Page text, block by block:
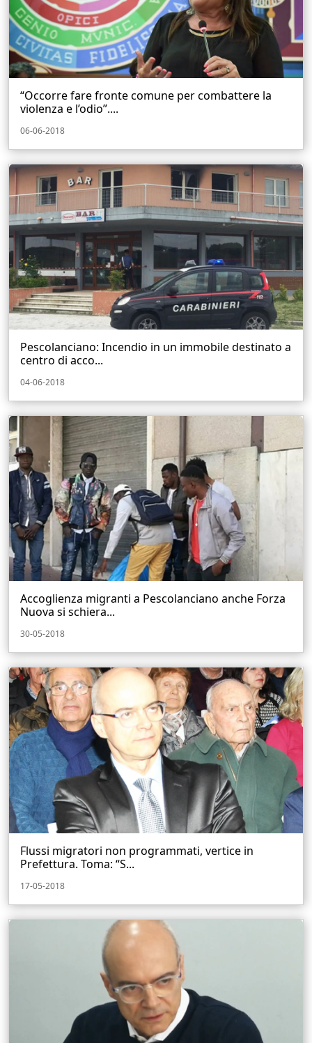
“Occorre fare fronte comune per combattere la
violenza e l’odio”....
06-06-2018
Pescolanciano: Incendio in un immobile destinato a
centro di acco...
04-06-2018
Accoglienza migranti a Pescolanciano anche Forza
Nuova si schiera...
30-05-2018
Flussi migratori non programmati, vertice in
Prefettura. Toma: “S...
17-05-2018